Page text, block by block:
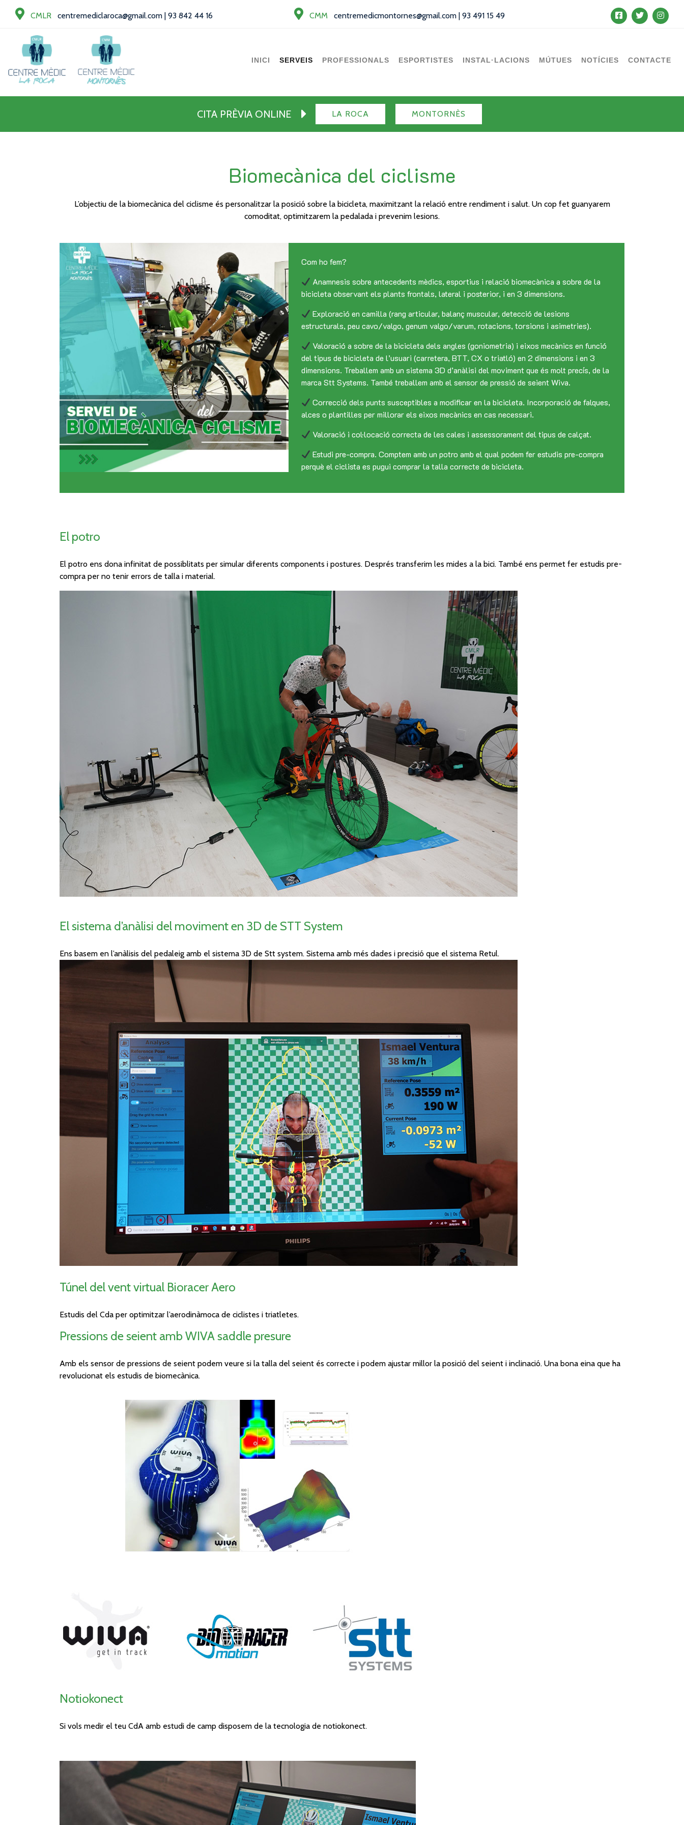
CMLR centremediclaroca@gmail.com | 93 842 44 16 CMM centremedicmontornes@gmail.com | 93 491 15 49
INICI SERVEIS PROFESSIONALS ESPORTISTES INSTAL·LACIONS MÚTUES NOTÍCIES CONTACTE
CITA PRÈVIA ONLINE LA ROCA MONTORNÈS
Biomecànica del ciclisme
L’objectiu de la biomecànica del ciclisme és personalitzar la posició sobre la bicicleta, maximitzant la relació entre rendiment i salut. Un cop fet guanyarem
comoditat, optimitzarem la pedalada i prevenim lesions.
Com ho fem?
Anamnesis sobre antecedents mèdics, esportius i relació biomecànica a sobre de la
bicicleta observant els plants frontals, lateral i posterior, i en 3 dimensions.
Exploració en camilla (rang articular, balanç muscular, detecció de lesions
estructurals, peu cavo/valgo, genum valgo/varum, rotacions, torsions i asimetries).
Valoració a sobre de la bicicleta dels angles (goniometria) i eixos mecànics en funció
del tipus de bicicleta de l’usuari (carretera, BTT, CX o triatló) en 2 dimensions i en 3
dimensions. Treballem amb un sistema 3D d’anàlisi del moviment que és molt precís, de la
marca Stt Systems. També treballem amb el sensor de pressió de seient Wiva.
Correcció dels punts susceptibles a modificar en la bicicleta. Incorporació de falques,
alces o plantilles per millorar els eixos mecànics en cas necessari.
Valoració i col·locació correcta de les cales i assessorament del tipus de calçat.
Estudi pre-compra. Comptem amb un potro amb el qual podem fer estudis pre-compra
perquè el ciclista es pugui comprar la talla correcte de bicicleta.
El potro
El potro ens dona infinitat de possiblitats per simular diferents components i postures. Després transferim les mides a la bici. També ens permet fer estudis pre-
compra per no tenir errors de talla i material.
El sistema d’anàlisi del moviment en 3D de STT System
Ens basem en l’anàlisis del pedaleig amb el sistema 3D de Stt system. Sistema amb més dades i precisió que el sistema Retul.
Túnel del vent virtual Bioracer Aero
Estudis del Cda per optimitzar l’aerodinàmoca de ciclistes i triatletes.
Pressions de seient amb WIVA saddle presure
Amb els sensor de pressions de seient podem veure si la talla del seient és correcte i podem ajustar millor la posició del seient i inclinació. Una bona eina que ha
revolucionat els estudis de biomecànica.
Notiokonect
Si vols medir el teu CdA amb estudi de camp disposem de la tecnologia de notiokonect.